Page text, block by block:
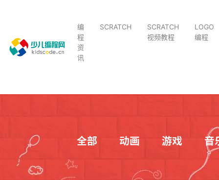
编
程
资
讯
SCRATCH
SCRATCH
视频教程
LOGO
编程
全部 动画 游戏 音